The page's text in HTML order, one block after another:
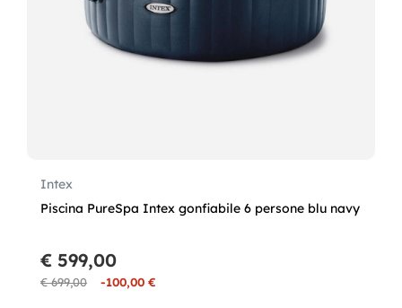
Intex
Piscina PureSpa Intex gonfiabile 6 persone blu navy
€ 699,00 -100,00 €
€ 599,00